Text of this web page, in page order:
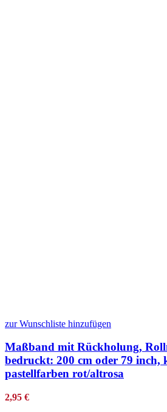
zur Wunschliste hinzufügen
Maßband mit Rückholung,
bedruckt: 200 cm oder 79 inch,
pastellfarben rot/altrosa
2,95 €